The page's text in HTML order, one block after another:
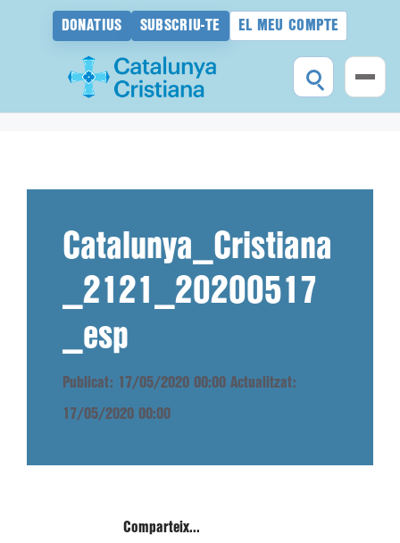
DONATIUS SUBSCRIU-TE EL MEU COMPTE
Catalunya_Cristiana
_2121_20200517
_esp
Publicat: 17/05/2020 00:00 Actualitzat:
17/05/2020 00:00
Comparteix...